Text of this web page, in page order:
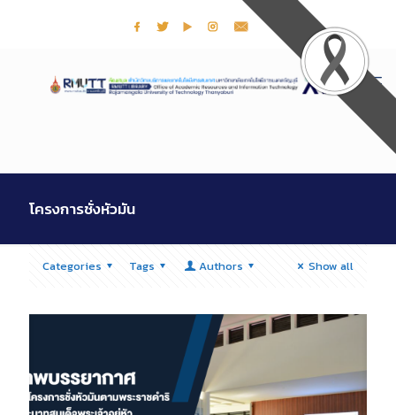
โครงการชั่งหัวมัน
Categories Tags Authors Show all